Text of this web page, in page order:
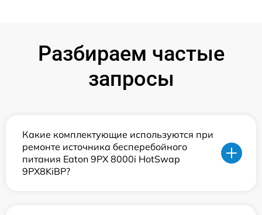
Разбираем частые
запросы
Какие комплектующие используются при
ремонте источника бесперебойного
питания Eaton 9PX 8000i HotSwap
9PX8KiBP?